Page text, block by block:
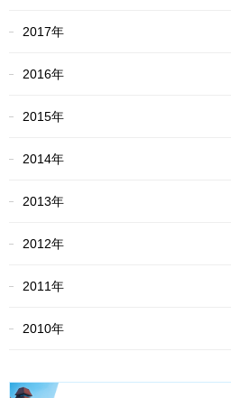
2017年
2016年
2015年
2014年
2013年
2012年
2011年
2010年